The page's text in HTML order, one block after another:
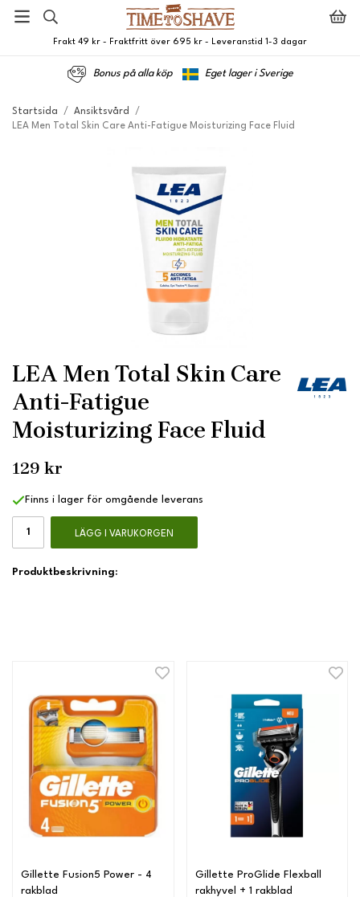
Frakt 49 kr - Fraktfritt över 695 kr - Leveranstid 1-3 dagar
Bonus på alla köp Eget lager i Sverige
Startsida / Ansiktsvård
/
LEA Men Total Skin Care Anti-Fatigue Moisturizing Face Fluid
LEA Men Total Skin Care
Anti-Fatigue
Moisturizing Face Fluid
129 kr
Finns i lager för omgående leverans
LÄGG I VARUKORGEN
Produktbeskrivning:
Gillette Fusion5 Power - 4
rakblad
Gillette ProGlide Flexball
rakhyvel + 1 rakblad